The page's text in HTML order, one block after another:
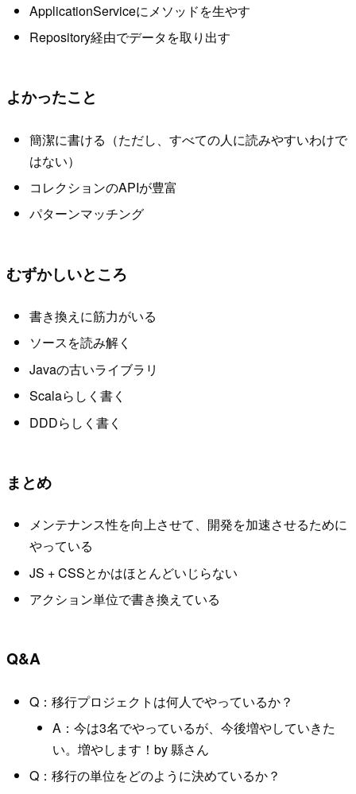
ApplicationServiceにメソッドを生やす
Repository経由でデータを取り出す
よかったこと
簡潔に書ける（ただし、すべての人に読みやすいわけで
はない）
コレクションのAPIが豊富
パターンマッチング
むずかしいところ
書き換えに筋力がいる
ソースを読み解く
Javaの古いライブラリ
Scalaらしく書く
DDDらしく書く
まとめ
メンテナンス性を向上させて、開発を加速させるために
やっている
JS + CSSとかはほとんどいじらない
アクション単位で書き換えている
Q&A
Q：移行プロジェクトは何人でやっているか？
A：今は3名でやっているが、今後増やしていきた
い。増やします！by 縣さん
Q：移行の単位をどのように決めているか？